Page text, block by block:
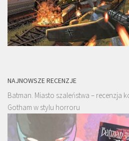
NAJNOWSZE RECENZJE
Batman. Miasto szaleństwa – recenzja
Gotham w stylu horroru